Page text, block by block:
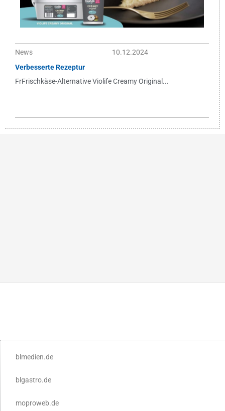
News
10.12.2024
Verbesserte Rezeptur
FrFrischkäse-Alternative Violife Creamy Original...
blmedien.de
blgastro.de
moproweb.de